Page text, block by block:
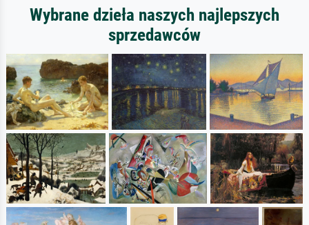
Wybrane dzieła naszych najlepszych
sprzedawców